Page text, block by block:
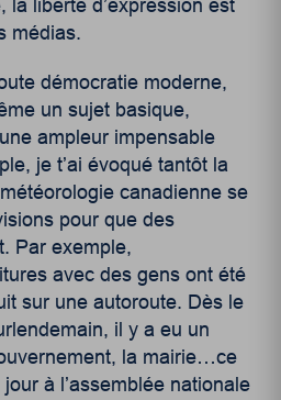
la liberté d’expression est
médias.
démocratie moderne,
un sujet basique,
ampleur impensable
je t’ai évoqué tantôt la
canadienne se
pour que des
Par exemple,
avec des gens ont été
sur une autoroute. Dès le
il y a eu un
la mairie…ce
à l’assemblée nationale